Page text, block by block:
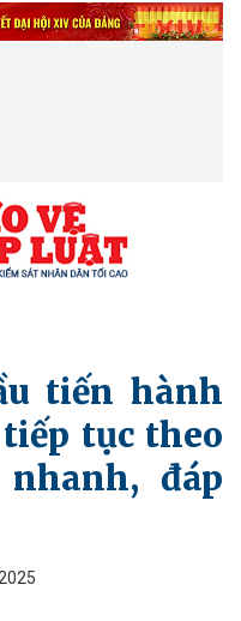
tiến hành
tục theo
đáp